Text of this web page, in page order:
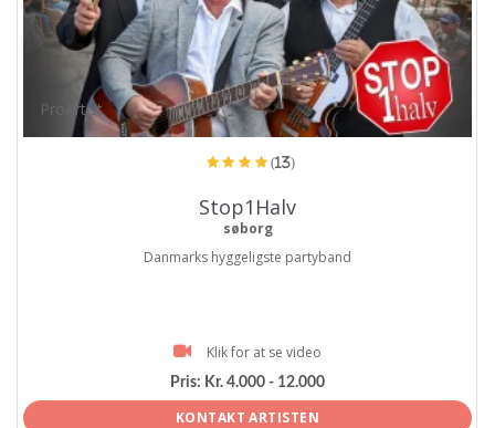
ProArtist
(13)
Stop1Halv
søborg
Danmarks hyggeligste partyband
Klik for at se video
Pris: Kr. 4.000 - 12.000
KONTAKT ARTISTEN